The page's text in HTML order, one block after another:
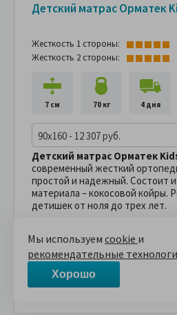
Детский матрас Орматек
Жесткость 1 стороны:
Жесткость 2 стороны:
7 см 70 кг 4 дня
90x160 - 12 307 руб.
Детский матрас Орматек
современный жесткий
простой и надежный. Состоит
материала – кокосовой койры.
детишек от ноля до трех лет.
Сравнить
12,307 руб. 19,850 руб.
В рассрочку без переплаты
1,367 руб. в месяц
Мы используем cookie и
рекомендательные
Хорошо